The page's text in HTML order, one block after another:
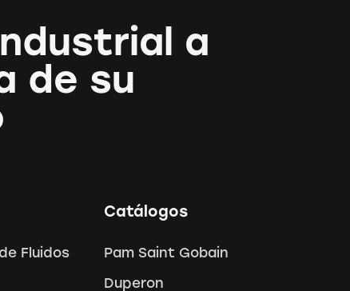
a
de su
Fluidos
Catálogos
Pam Saint Gobain
Duperon